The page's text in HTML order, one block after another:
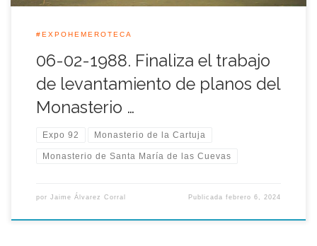
#EXPOHEMEROTECA
06-02-1988. Finaliza el trabajo
de levantamiento de planos del
Monasterio …
Expo 92 Monasterio de la Cartuja
Monasterio de Santa María de las Cuevas
por Jaime Álvarez Corral Publicadafebrero 6, 2024